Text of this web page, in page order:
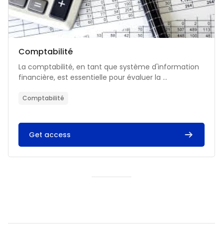
Catégorie de cours
Nom du cours
Comptabilité
Résumé du cours :
La comptabilité, en tant que système d'information
financière, est essentielle pour évaluer la ...
Comptabilité
Get access